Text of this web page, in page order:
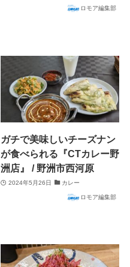
ロモア編集部
ガチで美味しいチーズナン
が食べられる『CTカレー野
洲店』 / 野洲市西河原
2024年5月26日 カレー
ロモア編集部